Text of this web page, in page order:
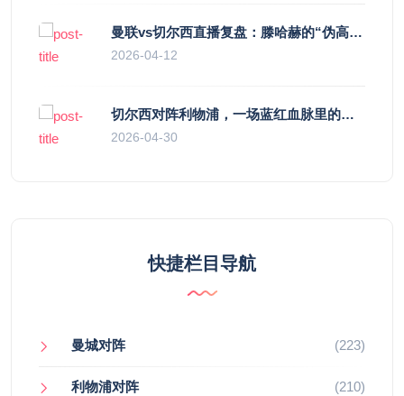
曼联vs切尔西直播复盘：滕哈赫的“伪高位”与波切蒂诺的“无锋阵”，谁更拧巴？
2026-04-12
切尔西对阵利物浦，一场蓝红血脉里的恩怨与忠诚
2026-04-30
快捷栏目导航
曼城对阵 (223)
利物浦对阵 (210)